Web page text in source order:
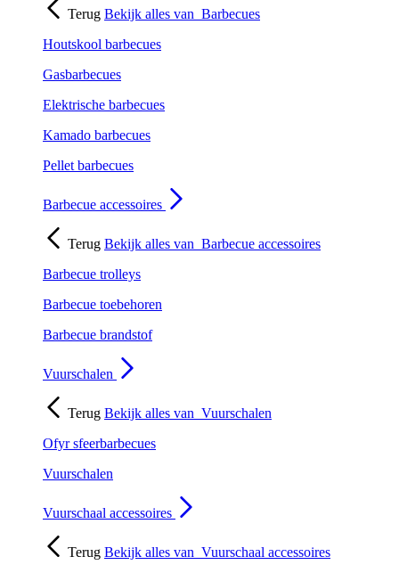
Terug Bekijk alles van Barbecues
Houtskool barbecues
Gasbarbecues
Elektrische barbecues
Kamado barbecues
Pellet barbecues
Barbecue accessoires
Terug Bekijk alles van Barbecue accessoires
Barbecue trolleys
Barbecue toebehoren
Barbecue brandstof
Vuurschalen
Terug Bekijk alles van Vuurschalen
Ofyr sfeerbarbecues
Vuurschalen
Vuurschaal accessoires
Terug Bekijk alles van Vuurschaal accessoires